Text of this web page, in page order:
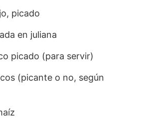
picado
en juliana
picado (para servir)
(picante o no, según